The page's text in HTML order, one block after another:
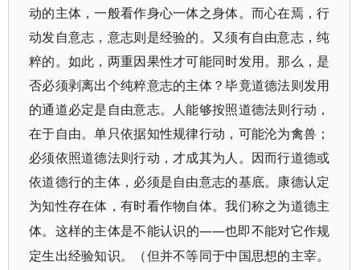
动的主体，一般看作身心一体之身体。而心在焉，行
动发自意志，意志则是经验的。又须有自由意志，纯
粹的。如此，两重因果性才可能同时发用。那么，是
否必须剥离出个纯粹意志的主体？毕竟道德法则发用
的通道必定是自由意志。人能够按照道德法则行动，
在于自由。单只依据知性规律行动，可能沦为禽兽；
必须依照道德法则行动，才成其为人。因而行道德或
依道德行的主体，必须是自由意志的基底。康德认定
为知性存在体，有时看作物自体。我们称之为道德主
体。这样的主体是不能认识的——也即不能对它作规
定生出经验知识。（但并不等同于中国思想的主宰。